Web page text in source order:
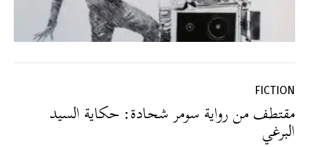
FICTION
مقتطف من رواية سومر شحادة: حكاية السيد
البرغي